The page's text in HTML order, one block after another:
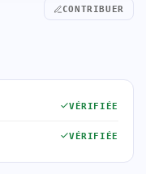
CONTRIBUER
VÉRIFIÉE
VÉRIFIÉE